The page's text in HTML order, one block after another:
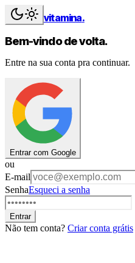
vitamina.
Bem-vindo de volta.
Entre na sua conta pra continuar.
Entrar com Google
ou
E-mail
SenhaEsqueci a senha
Entrar
Não tem conta? Criar conta grátis